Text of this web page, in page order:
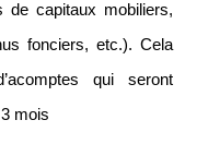
de capitaux mobiliers,
fonciers, etc.). Cela
qui seront
mois